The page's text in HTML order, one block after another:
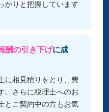
かりと把握しています
酬の引き下げに成
に相見積りをとり、費
。さらに税理士へのお
とご契約中の方もお気